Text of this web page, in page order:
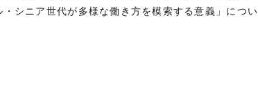
シニア世代が多様な働き方を模索する意義」につい